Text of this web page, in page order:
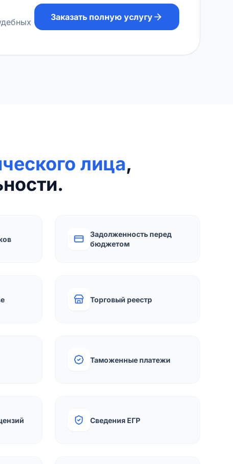
Заказать полную услугу
лица,
Задолженность перед
бюджетом
Торговый реестр
Таможенные платежи
Сведения ЕГР